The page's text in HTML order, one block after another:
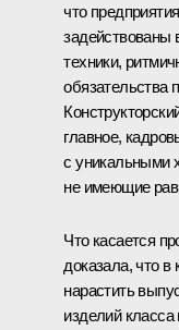
что
задействованы
техники,
обязательства
главное,
с уникальными
не имеющие
Что касается
доказала, что
нарастить
изделий